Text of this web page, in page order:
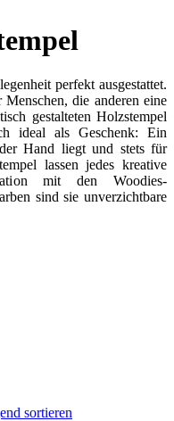
perfekt ausgestattet.
die anderen eine
gestalteten Holzstempel
ideal als Geschenk: Ein
Hand liegt und stets für
lassen jedes kreative
mit den Woodies-
sind sie unverzichtbare
sortieren